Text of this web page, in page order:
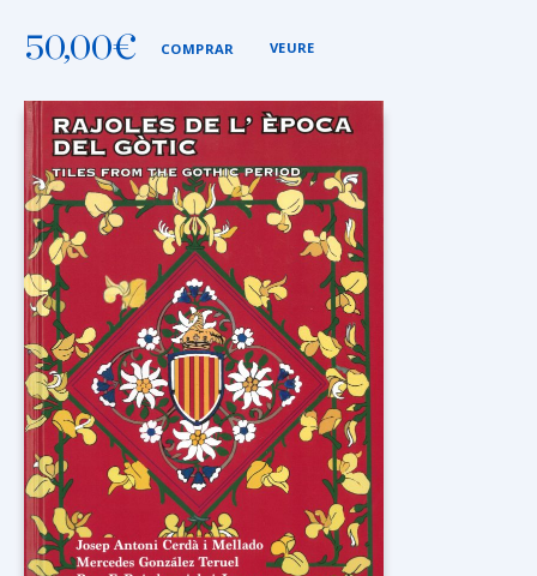
50,00€ COMPRAR VEURE